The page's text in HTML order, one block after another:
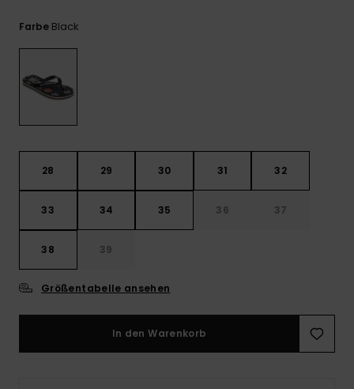
Farbe Black
28 29 30 31 32
33 34 35 36 37
38 39
Größentabelle ansehen
In den Warenkorb